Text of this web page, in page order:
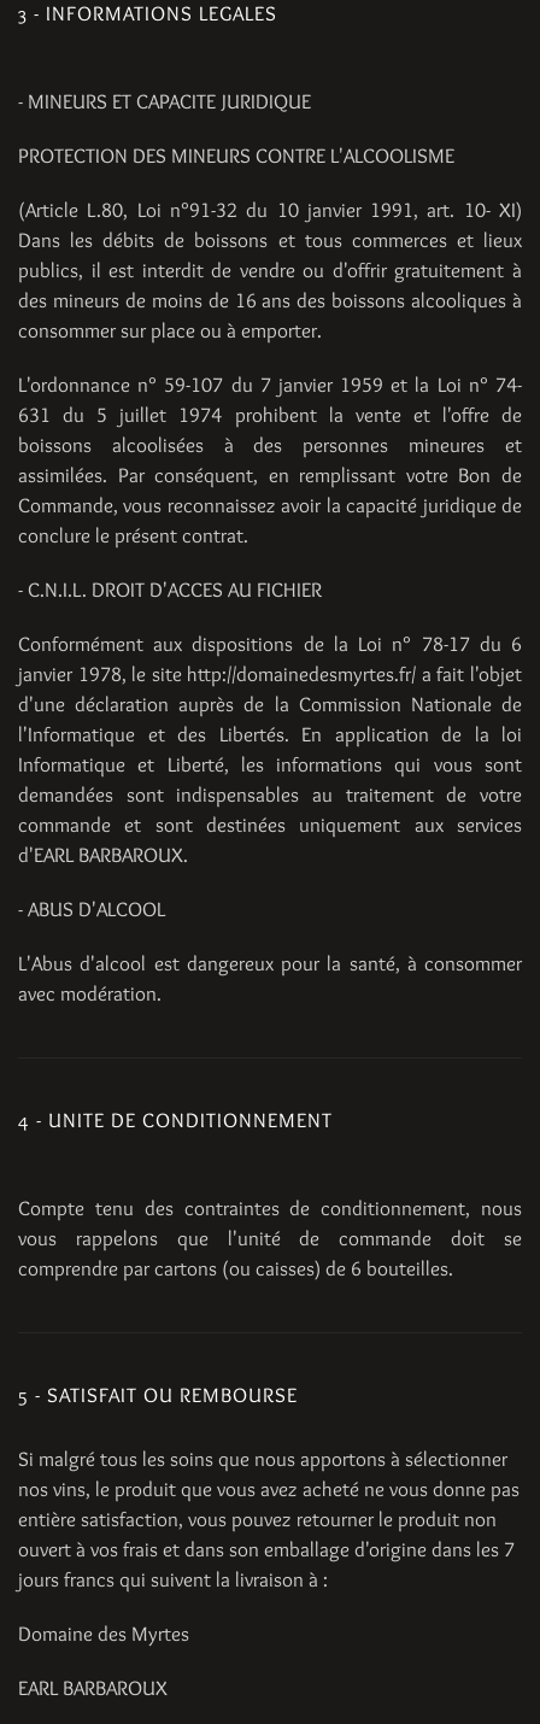
3 - INFORMATIONS LEGALES
- MINEURS ET CAPACITE JURIDIQUE
PROTECTION DES MINEURS CONTRE L'ALCOOLISME
(Article L.80, Loi n°91-32 du 10 janvier 1991, art. 10- XI)
Dans les débits de boissons et tous commerces et lieux
publics, il est interdit de vendre ou d'offrir gratuitement à
des mineurs de moins de 16 ans des boissons alcooliques à
consommer sur place ou à emporter.
L'ordonnance n° 59-107 du 7 janvier 1959 et la Loi n° 74-
631 du 5 juillet 1974 prohibent la vente et l'offre de
boissons alcoolisées à des personnes mineures et
assimilées. Par conséquent, en remplissant votre Bon de
Commande, vous reconnaissez avoir la capacité juridique de
conclure le présent contrat.
- C.N.I.L. DROIT D'ACCES AU FICHIER
Conformément aux dispositions de la Loi n° 78-17 du 6
janvier 1978, le site http://domainedesmyrtes.fr/ a fait l'objet
d'une déclaration auprès de la Commission Nationale de
l'Informatique et des Libertés. En application de la loi
Informatique et Liberté, les informations qui vous sont
demandées sont indispensables au traitement de votre
commande et sont destinées uniquement aux services
d'EARL BARBAROUX.
- ABUS D'ALCOOL
L'Abus d'alcool est dangereux pour la santé, à consommer
avec modération.
4 - UNITE DE CONDITIONNEMENT
Compte tenu des contraintes de conditionnement, nous
vous rappelons que l'unité de commande doit se
comprendre par cartons (ou caisses) de 6 bouteilles.
5 - SATISFAIT OU REMBOURSE
Si malgré tous les soins que nous apportons à sélectionner
nos vins, le produit que vous avez acheté ne vous donne pas
entière satisfaction, vous pouvez retourner le produit non
ouvert à vos frais et dans son emballage d'origine dans les 7
jours francs qui suivent la livraison à :
Domaine des Myrtes
EARL BARBAROUX